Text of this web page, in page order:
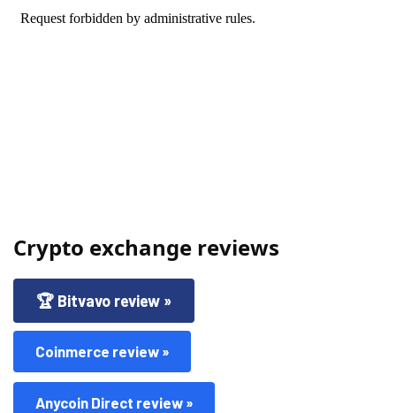
Crypto exchange reviews
🏆 Bitvavo review »
Coinmerce review »
Anycoin Direct review »